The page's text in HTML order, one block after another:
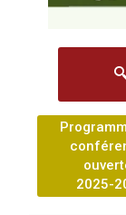
2025-